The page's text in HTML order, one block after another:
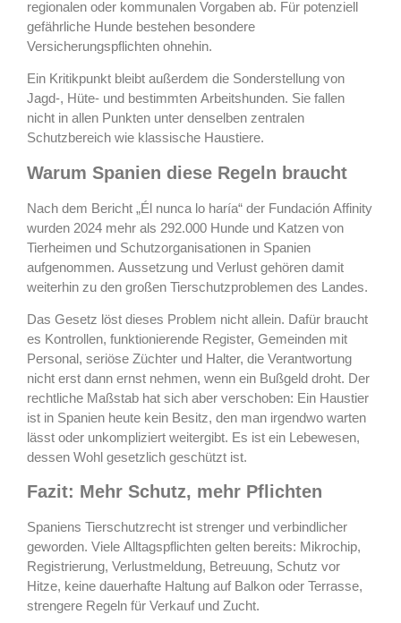
regionalen oder kommunalen Vorgaben ab. Für potenziell
gefährliche Hunde bestehen besondere
Versicherungspflichten ohnehin.
Ein Kritikpunkt bleibt außerdem die Sonderstellung von
Jagd-, Hüte- und bestimmten Arbeitshunden. Sie fallen
nicht in allen Punkten unter denselben zentralen
Schutzbereich wie klassische Haustiere.
Warum Spanien diese Regeln braucht
Nach dem Bericht „Él nunca lo haría“ der Fundación Affinity
wurden 2024 mehr als 292.000 Hunde und Katzen von
Tierheimen und Schutzorganisationen in Spanien
aufgenommen. Aussetzung und Verlust gehören damit
weiterhin zu den großen Tierschutzproblemen des Landes.
Das Gesetz löst dieses Problem nicht allein. Dafür braucht
es Kontrollen, funktionierende Register, Gemeinden mit
Personal, seriöse Züchter und Halter, die Verantwortung
nicht erst dann ernst nehmen, wenn ein Bußgeld droht. Der
rechtliche Maßstab hat sich aber verschoben: Ein Haustier
ist in Spanien heute kein Besitz, den man irgendwo warten
lässt oder unkompliziert weitergibt. Es ist ein Lebewesen,
dessen Wohl gesetzlich geschützt ist.
Fazit: Mehr Schutz, mehr Pflichten
Spaniens Tierschutzrecht ist strenger und verbindlicher
geworden. Viele Alltagspflichten gelten bereits: Mikrochip,
Registrierung, Verlustmeldung, Betreuung, Schutz vor
Hitze, keine dauerhafte Haltung auf Balkon oder Terrasse,
strengere Regeln für Verkauf und Zucht.